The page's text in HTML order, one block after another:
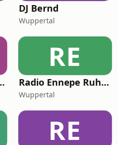
DJ Bernd
Wuppertal
Dance Radio
RE
Radio Ennepe Ruhr - Dein Singer/Songwriter Radio
Wuppertal
RE